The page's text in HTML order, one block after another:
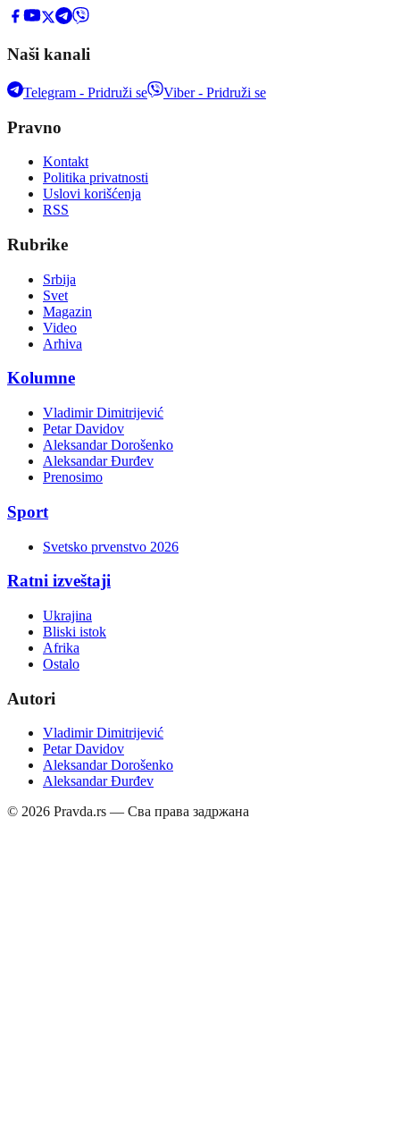
Naši kanali
Telegram - Pridruži se Viber - Pridruži se
Pravno
Kontakt
Politika privatnosti
Uslovi korišćenja
RSS
Rubrike
Srbija
Svet
Magazin
Video
Arhiva
Kolumne
Vladimir Dimitrijević
Petar Davidov
Aleksandar Dorošenko
Aleksandar Đurđev
Prenosimo
Sport
Svetsko prvenstvo 2026
Ratni izveštaji
Ukrajina
Bliski istok
Afrika
Ostalo
Autori
Vladimir Dimitrijević
Petar Davidov
Aleksandar Dorošenko
Aleksandar Đurđev
© 2026 Pravda.rs — Сва права задржана